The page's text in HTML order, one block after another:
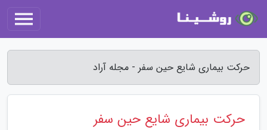
حرکت بیماری شایع حین سفر - مجله آراد
حرکت بیماری شایع حین سفر